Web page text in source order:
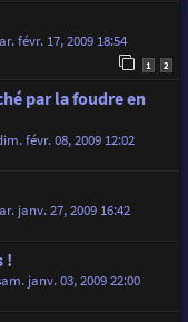
févr. 17, 2009 18:54
1 2
par la foudre en
févr. 08, 2009 12:02
janv. 27, 2009 16:42
!
janv. 03, 2009 22:00